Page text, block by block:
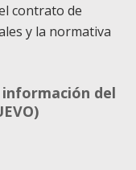
contrato de
y la normativa
del